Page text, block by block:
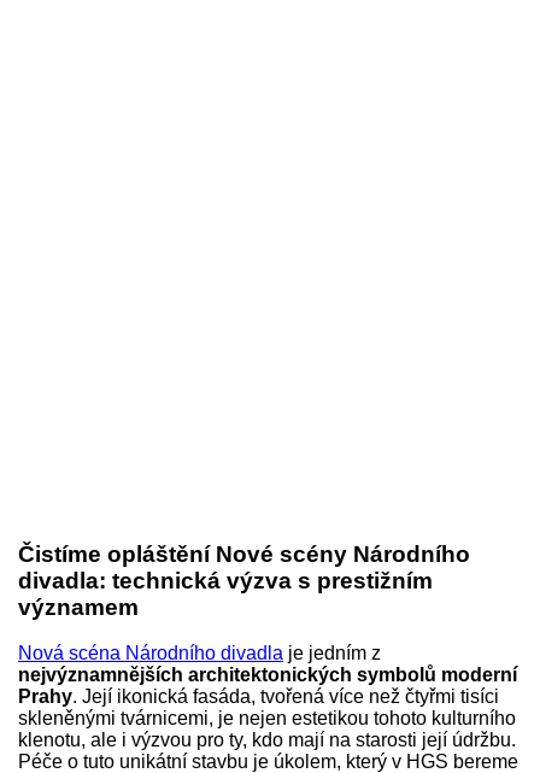
Čistíme opláštění Nové scény Národního
divadla: technická výzva s prestižním
významem
Nová scéna Národního divadla je jedním z
nejvýznamnějších architektonických symbolů moderní
Prahy. Její ikonická fasáda, tvořená více než čtyřmi tisíci
skleněnými tvárnicemi, je nejen estetikou tohoto kulturního
klenotu, ale i výzvou pro ty, kdo mají na starosti její údržbu.
Péče o tuto unikátní stavbu je úkolem, který v HGS bereme